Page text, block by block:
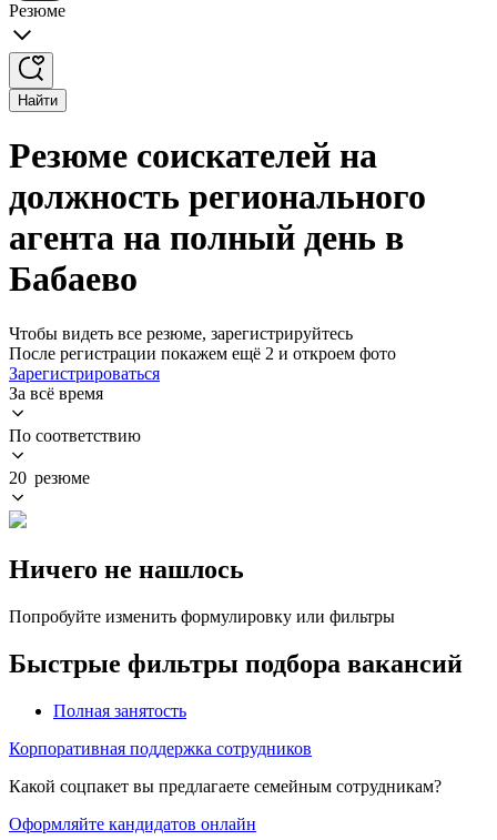
Резюме
Найти
Резюме соискателей на
должность регионального
агента на полный день в
Бабаево
Чтобы видеть все резюме, зарегистрируйтесь
После регистрации покажем ещё 2 и откроем фото
Зарегистрироваться
За всё время
По соответствию
20 резюме
Ничего не нашлось
Попробуйте изменить формулировку или фильтры
Быстрые фильтры подбора вакансий
Полная занятость
Корпоративная поддержка сотрудников
Какой соцпакет вы предлагаете семейным сотрудникам?
Оформляйте кандидатов онлайн